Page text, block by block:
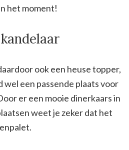
het moment!
ook een heuse topper,
wel een passende plaats voor
er een mooie dinerkaars in
weet je zeker dat het